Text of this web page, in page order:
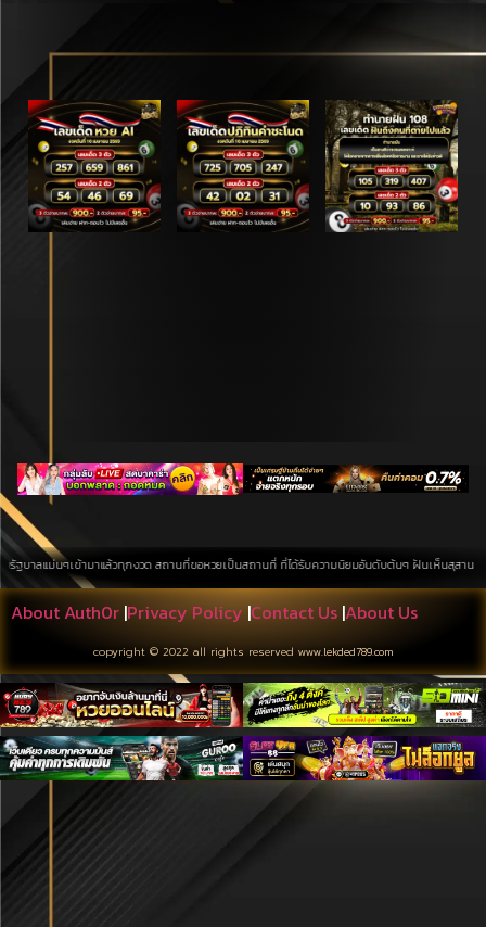
เข้ามาแล้วทุกงวด สถานที่ขอหวยเป็นสถานที่ ที่ได้รับความนิยมอันดับต้นๆ ฝันเห็นสุสาน การค้นห
About Auth0r |Privacy Policy|Contact Us |About Us
copyright © 2022 all rights reserved www.lekded789.com